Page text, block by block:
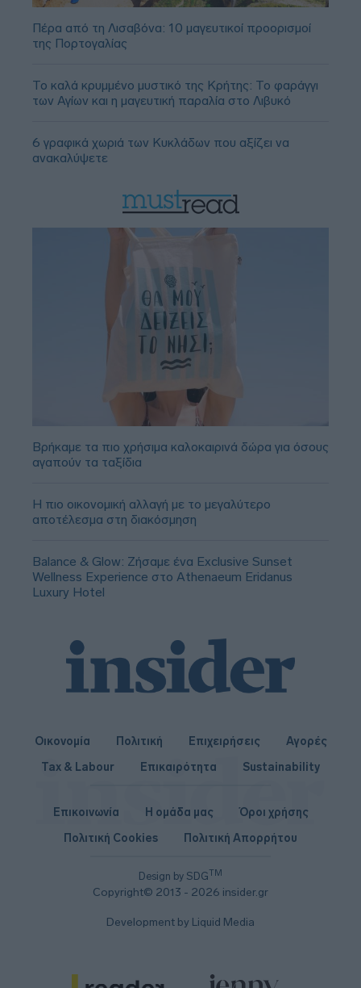
Πέρα από τη Λισαβόνα: 10 μαγευτικοί προορισμοί
της Πορτογαλίας
Το καλά κρυμμένο μυστικό της Κρήτης: Το φαράγγι
των Αγίων και η μαγευτική παραλία στο Λιβυκό
6 γραφικά χωριά των Κυκλάδων που αξίζει να
ανακαλύψετε
Βρήκαμε τα πιο χρήσιμα καλοκαιρινά δώρα για όσους
αγαπούν τα ταξίδια
Η πιο οικονομική αλλαγή με το μεγαλύτερο
αποτέλεσμα στη διακόσμηση
Balance & Glow: Ζήσαμε ένα Exclusive Sunset
Wellness Experience στο Athenaeum Eridanus
Luxury Hotel
Οικονομία Πολιτική Επιχειρήσεις
Αγορές
Tax & Labour
Επικαιρότητα Sustainability
Design by SDGTM
Copyright© 2013 - 2026 insider.gr
Επικοινωνία Η ομάδα μας
Όροι χρήσης
Πολιτική Cookies
Πολιτική Απορρήτου
Development by Liquid Media